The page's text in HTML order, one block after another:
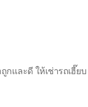
และดี ให้เช่ารถเฮี๊ยบ